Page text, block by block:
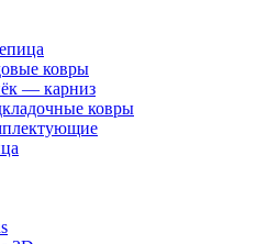
ковры
— карниз
ковры